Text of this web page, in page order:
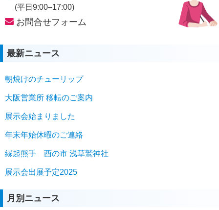
(平日9:00–17:00)
お問合せフォーム
最新ニュース
朝焼けのチューリップ
大阪営業所 移転のご案内
展示会始まりました
年末年始休暇のご連絡
縁起熊手 酉の市 浅草鷲神社
展示会出展予定2025
月別ニュース